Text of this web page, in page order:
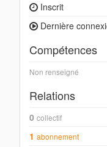
Inscrit
Dernière
Compétences
Non renseigné
Relations
0 collectif
1 abonnement